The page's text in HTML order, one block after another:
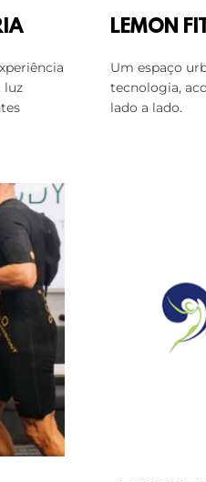
luz
LEMON
Um espaço
tecnologia,
lado a lado.